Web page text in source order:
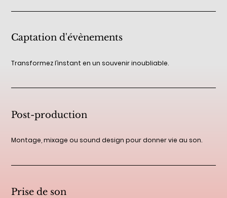
Captation d'évènements
Transformez l’instant en un souvenir inoubliable.
Post-production
Montage, mixage ou sound design pour donner vie au son.
Prise de son